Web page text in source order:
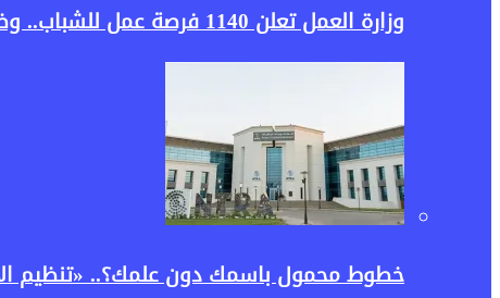
وزارة العمل تعلن 1140 فرصة عمل للشباب.. وظائف برواتب تصل لـ30 ألف جنيه وشروط التقديم
خطوط محمول باسمك دون علمك؟.. «تنظيم